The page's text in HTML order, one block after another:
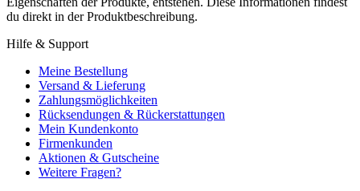
du direkt in der Produktbeschreibung.
Hilfe & Support
Meine Bestellung
Versand & Lieferung
Zahlungsmöglichkeiten
Rücksendungen & Rückerstattungen
Mein Kundenkonto
Firmenkunden
Aktionen & Gutscheine
Weitere Fragen?